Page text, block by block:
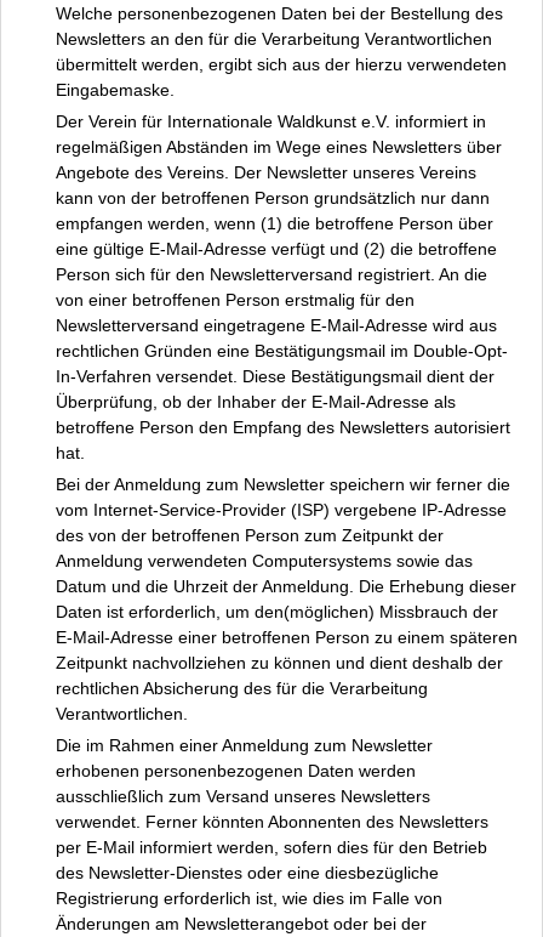
Welche personenbezogenen Daten bei der Bestellung des
Newsletters an den für die Verarbeitung Verantwortlichen
übermittelt werden, ergibt sich aus der hierzu verwendeten
Eingabemaske.
Der Verein für Internationale Waldkunst e.V. informiert in
regelmäßigen Abständen im Wege eines Newsletters über
Angebote des Vereins. Der Newsletter unseres Vereins
kann von der betroffenen Person grundsätzlich nur dann
empfangen werden, wenn (1) die betroffene Person über
eine gültige E-Mail-Adresse verfügt und (2) die betroffene
Person sich für den Newsletterversand registriert. An die
von einer betroffenen Person erstmalig für den
Newsletterversand eingetragene E-Mail-Adresse wird aus
rechtlichen Gründen eine Bestätigungsmail im Double-Opt-
In-Verfahren versendet. Diese Bestätigungsmail dient der
Überprüfung, ob der Inhaber der E-Mail-Adresse als
betroffene Person den Empfang des Newsletters autorisiert
hat.
Bei der Anmeldung zum Newsletter speichern wir ferner die
vom Internet-Service-Provider (ISP) vergebene IP-Adresse
des von der betroffenen Person zum Zeitpunkt der
Anmeldung verwendeten Computersystems sowie das
Datum und die Uhrzeit der Anmeldung. Die Erhebung dieser
Daten ist erforderlich, um den(möglichen) Missbrauch der
E-Mail-Adresse einer betroffenen Person zu einem späteren
Zeitpunkt nachvollziehen zu können und dient deshalb der
rechtlichen Absicherung des für die Verarbeitung
Verantwortlichen.
Die im Rahmen einer Anmeldung zum Newsletter
erhobenen personenbezogenen Daten werden
ausschließlich zum Versand unseres Newsletters
verwendet. Ferner könnten Abonnenten des Newsletters
per E-Mail informiert werden, sofern dies für den Betrieb
des Newsletter-Dienstes oder eine diesbezügliche
Registrierung erforderlich ist, wie dies im Falle von
Änderungen am Newsletterangebot oder bei der